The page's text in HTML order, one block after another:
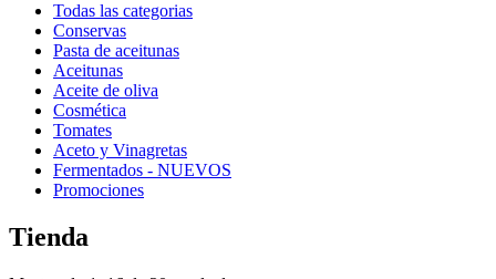
Todas las categorias
Conservas
Pasta de aceitunas
Aceitunas
Aceite de oliva
Cosmética
Tomates
Aceto y Vinagretas
Fermentados - NUEVOS
Promociones
Tienda